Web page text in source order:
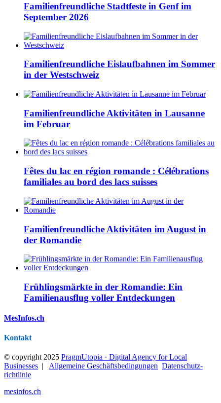
Familienfreundliche Stadtfeste in Genf im
September 2026
Familienfreundliche Eislaufbahnen im Sommer
in der Westschweiz
Familienfreundliche Aktivitäten in Lausanne
im Februar
Fêtes du lac en région romande : Célébrations
familiales au bord des lacs suisses
Familienfreundliche Aktivitäten im August in
der Romandie
Frühlingsmärkte in der Romandie: Ein
Familienausflug voller Entdeckungen
MesInfos.ch
Kontakt
© copyright 2025 PragmUtopia · Digital Agency for Local
Businesses | Allgemeine Geschäftsbedingungen Datenschutz­
richtlinie
mesinfos.ch